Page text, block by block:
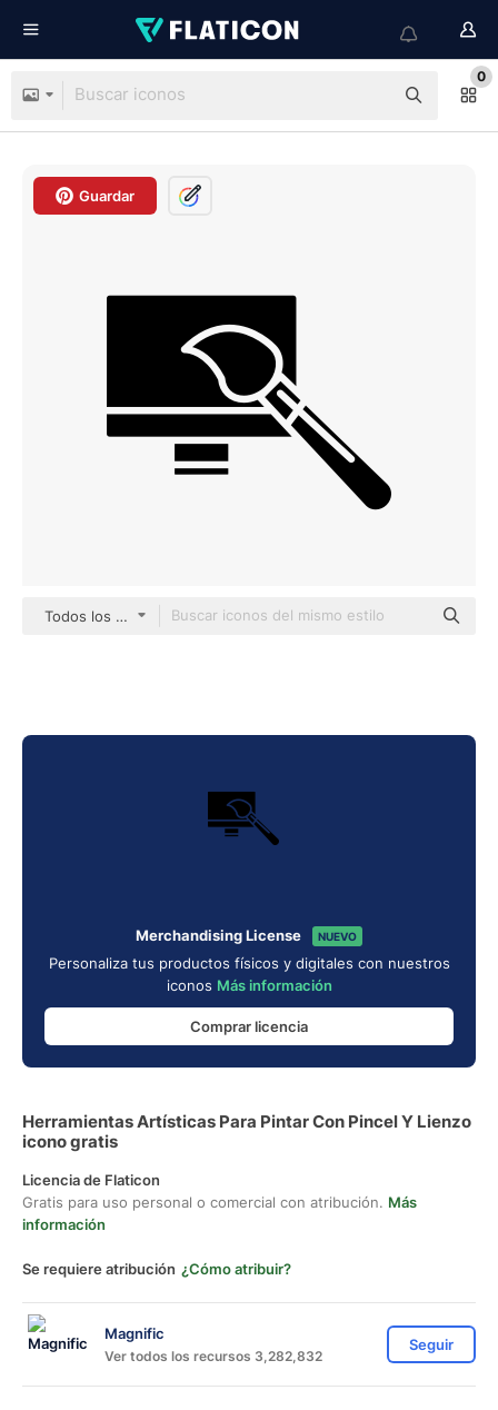
0
Guardar
Todos los estilos
Merchandising License NUEVO
Personaliza tus productos físicos y digitales con nuestros
iconos Más información
Comprar licencia
Herramientas Artísticas Para Pintar Con Pincel Y Lienzo
icono gratis
Licencia de Flaticon
Gratis para uso personal o comercial con atribución. Más
información
Se requiere atribución ¿Cómo atribuir?
Magnific
Ver todos los recursos 3,282,832
Seguir